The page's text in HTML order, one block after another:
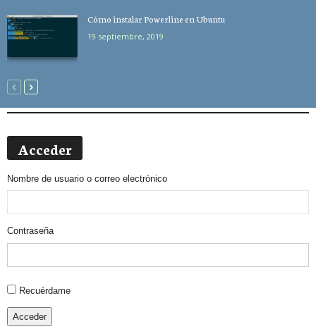
Cómo instalar Powerline en Ubuntu
19 septiembre, 2019
Acceder
Nombre de usuario o correo electrónico
Contraseña
Alternative:
Recuérdame
Acceder